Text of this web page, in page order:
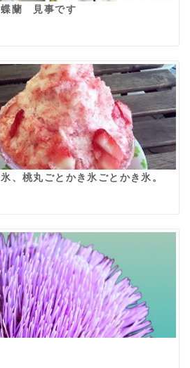
蘭 見事です
、桃丸ごとかき氷ごとかき氷。